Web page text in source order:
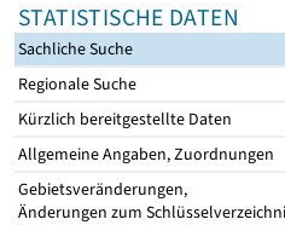
STATISTISCHE DATEN
Sachliche Suche
Regionale Suche
Kürzlich bereitgestellte Daten
Allgemeine Angaben, Zuordnungen
Gebietsveränderungen,
Änderungen zum